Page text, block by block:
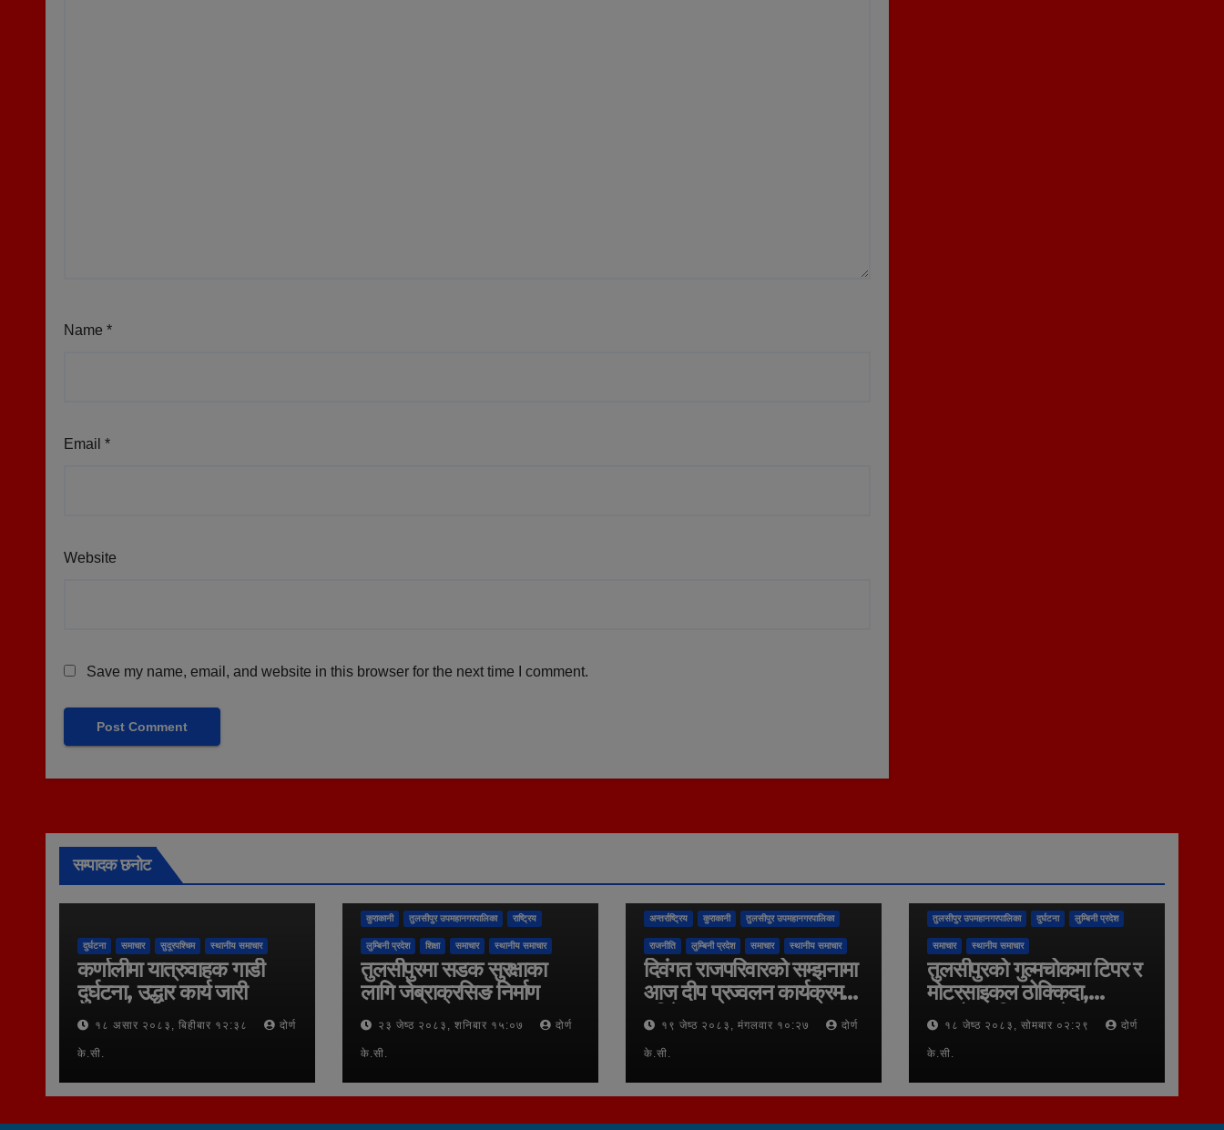
Name *
Email *
Website
Save my name, email, and website in this browser for the next time I comment.
सम्पादक छनोट
दुर्घटना समाचार सुदूरपश्चिम स्थानीय समाचार
कर्णालीमा यात्रुवाहक गाडी
दुर्घटना, उद्धार कार्य जारी
१८ असार २०८३, बिहीबार १२:३८ दोर्ण
के.सी.
कुराकानी तुलसीपुर उपमहानगरपालिका राष्ट्रिय
लुम्बिनी प्रदेश शिक्षा समाचार स्थानीय समाचार
तुलसीपुरमा सडक सुरक्षाका
लागि जेब्राक्रसिङ निर्माण
२३ जेष्ठ २०८३, शनिबार १५:०७ दोर्ण
के.सी.
अन्तर्राष्ट्रिय कुराकानी तुलसीपुर उपमहानगरपालिका
राजनीति लुम्बिनी प्रदेश समाचार स्थानीय समाचार
दिवंगत राजपरिवारको सम्झनामा
आज दीप प्रज्वलन कार्यक्रम
गरिने१९ जेष्ठ २०८३, मंगलवार १०:२७ दोर्ण
के.सी.
तुलसीपुर उपमहानगरपालिका दुर्घटना लुम्बिनी प्रदेश
समाचार स्थानीय समाचार
तुलसीपुरको गुल्मचोकमा टिपर र
मोटरसाइकल ठोक्किदा,
बावुछोरा गम्भिर घाइते,
नेपालगन्ज रिफर
१८ जेष्ठ २०८३, सोमबार ०२:२९ दोर्ण
के.सी.